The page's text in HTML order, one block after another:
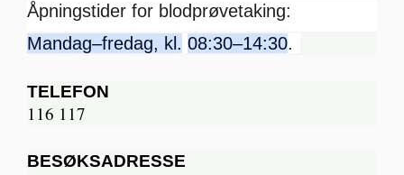
Åpningstider for blodprøvetaking:
Mandag–fredag, kl. 08:30–14:30.
TELEFON
116 117
BESØKSADRESSE